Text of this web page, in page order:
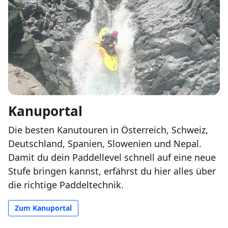
Kanuportal
Die besten Kanutouren in Österreich, Schweiz,
Deutschland, Spanien, Slowenien und Nepal.
Damit du dein Paddellevel schnell auf eine neue
Stufe bringen kannst, erfährst du hier alles über
die richtige Paddeltechnik.
Zum Kanuportal